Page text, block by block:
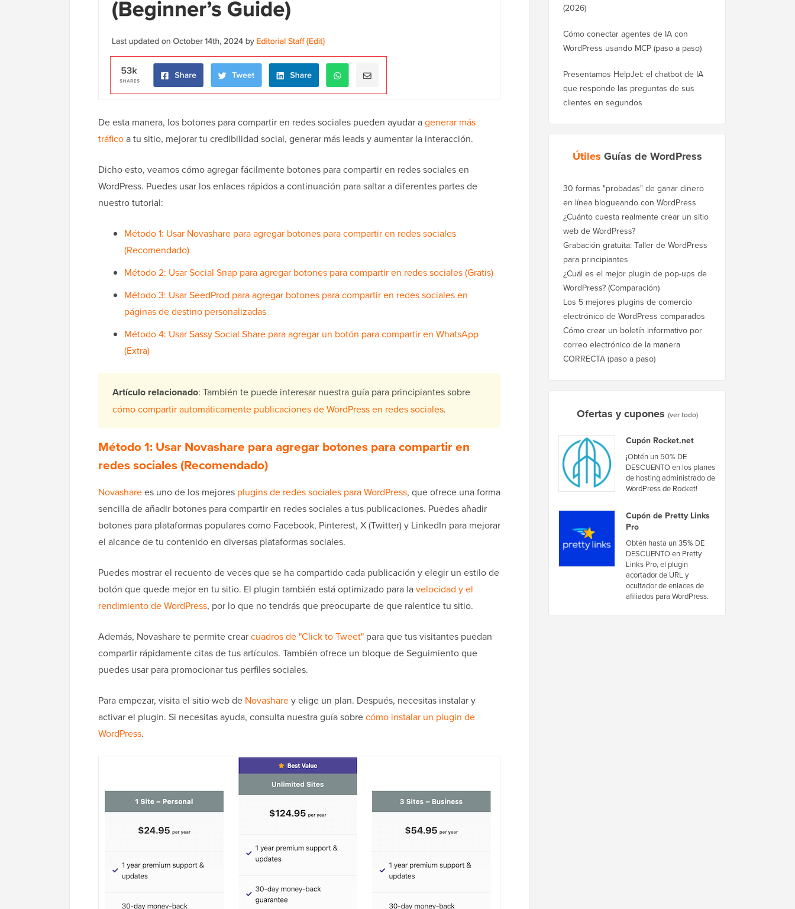
De esta manera, los botones para compartir en redes sociales pueden ayudar agenerar más
tráficoa tu sitio, mejorar tu credibilidad social, generar más leads y aumentar la interacción.
Dicho esto, veamos cómo agregar fácilmente botones para compartir en redes sociales en
WordPress. Puedes usar los enlaces rápidos a continuación para saltar a diferentes partes de
nuestro tutorial:
Método 1: Usar Novashare para agregar botones para compartir en redes sociales
(Recomendado)
Método 2: Usar Social Snap para agregar botones para compartir en redes sociales (Gratis)
Método 3: Usar SeedProd para agregar botones para compartir en redes sociales en
páginas de destino personalizadas
Método 4: Usar Sassy Social Share para agregar un botón para compartir en WhatsApp
(Extra)
Artículo relacionado: También te puede interesar nuestra guía para principiantes sobre
cómo compartir automáticamente publicaciones de WordPress en redes sociales.
Método 1: Usar Novashare para agregar botones para compartir en
redes sociales (Recomendado)
Novasharees uno de los mejores plugins de redes sociales para WordPress, que ofrece una forma
sencilla de añadir botones para compartir en redes sociales a tus publicaciones. Puedes añadir
botones para plataformas populares como Facebook, Pinterest, X (Twitter) y LinkedIn para mejorar
el alcance de tu contenido en diversas plataformas sociales.
Puedes mostrar el recuento de veces que se ha compartido cada publicación y elegir un estilo de
botón que quede mejor en tu sitio. El plugin también está optimizado para lavelocidad y el
rendimiento de WordPress, por lo que no tendrás que preocuparte de que ralentice tu sitio.
Además, Novashare te permite crearcuadros de "Click to Tweet" para que tus visitantes puedan
compartir rápidamente citas de tus artículos. También ofrece un bloque de Seguimiento que
puedes usar para promocionar tus perfiles sociales.
Para empezar, visita el sitio web de Novasharey elige un plan. Después, necesitas instalar y
activar el plugin. Si necesitas ayuda, consulta nuestra guía sobrecómo instalar un plugin de
WordPress.
(2026)
Cómo conectar agentes de IA con
WordPress usando MCP (paso a paso)
Presentamos HelpJet: el chatbot de IA
que responde las preguntas de sus
clientes en segundos
Útiles Guías de WordPress
30 formas "probadas" de ganar dinero
en línea blogueando con WordPress
¿Cuánto cuesta realmente crear un sitio
web de WordPress?
Grabación gratuita: Taller de WordPress
para principiantes
¿Cuál es el mejor plugin de pop-ups de
WordPress? (Comparación)
Los 5 mejores plugins de comercio
electrónico de WordPress comparados
Cómo crear un boletín informativo por
correo electrónico de la manera
CORRECTA (paso a paso)
Ofertas y cupones (ver todo)
Cupón Rocket.net
¡Obtén un 50% DE
DESCUENTO en los planes
de hosting administrado de
WordPress de Rocket!
Cupón de Pretty Links
Pro
Obtén hasta un 35% DE
DESCUENTO en Pretty
Links Pro, el plugin
acortador de URL y
ocultador de enlaces de
afiliados para WordPress.